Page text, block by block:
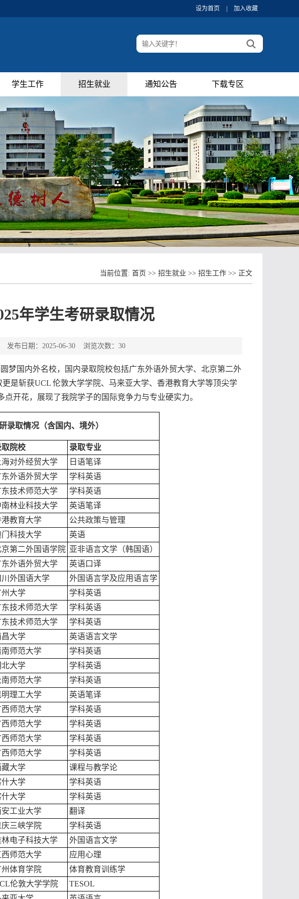
设为首页 加入收藏
学生工作 招生就业 通知公告 下载专区
当前位置: 首页 >> 招生就业 >> 招生工作 >> 正文
年学生考研录取情况
发布日期：2025-06-30 浏览次数： 30
梦国内外名校，国内录取院校包括广东外语外贸大学、北京第二外
是斩获UCL 伦敦大学学院、马来亚大学、香港教育大学等顶尖学
开花，展现了我院学子的国际竞争力与专业硬实力。
录取情况（含国内、境外）
取院校
录取专业
海对外经贸大学
日语笔译
东外语外贸大学
学科英语
东技术师范大学
学科英语
南林业科技大学
英语笔译
港教育大学
公共政策与管理
门科技大学
英语
京第二外国语学院 亚非语言文学（韩国语）
东外语外贸大学
英语口译
川外国语大学
外国语言学及应用语言学
州大学
学科英语
东技术师范大学
学科英语
东技术师范大学
学科英语
昌大学
英语语言文学
南师范大学
学科英语
北大学
学科英语
南师范大学
学科英语
明理工大学
英语笔译
西师范大学
学科英语
西师范大学
学科英语
西师范大学
学科英语
西师范大学
学科英语
藏大学
课程与教学论
什大学
学科英语
什大学
学科英语
安工业大学
翻译
庆三峡学院
学科英语
林电子科技大学
外国语言文学
西师范大学
应用心理
州体育学院
体育教育训练学
伦敦大学学院
TESOL